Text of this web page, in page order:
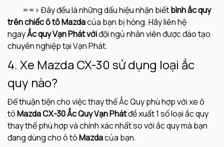
==> Đây đều là những dấu hiệu nhận biếtbìnhắc quy
trên chiếc ô tô Mazdacủa bạn bị hỏng. Hãy liên hệ
ngayẮc quy Vạn Phát vớiđội ngủ nhân viên được đào tạo
chuyên nghiệp tại Vạn Phát.
4. Xe Mazda CX-30 sử dụng loại ắc
quy nào?
Để thuận tiện cho việc thay thế Ắc Quy phù hợp với xe ô
tôMazda CX-30 Ắc Quy Vạn Phátđề xuất 1 số loại ắc quy
thay thế phù hợp và chính xác nhất so với ắc quy mà bạn
đang dùng cho ô tôMazdacủa bạn.